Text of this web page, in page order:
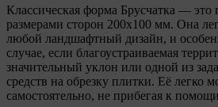
Классическая форма Брусчатка — это
размерами сторон 200х100 мм. Она
любой ландшафтный дизайн, и
случае, если благоустраиваемая
значительный уклон или одной из
средств на обрезку плитки. Её легко
самостоятельно, не прибегая к